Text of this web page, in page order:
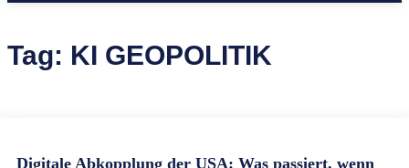
Tag: KI GEOPOLITIK
Digitale Abkopplung der USA: Was passiert, wenn